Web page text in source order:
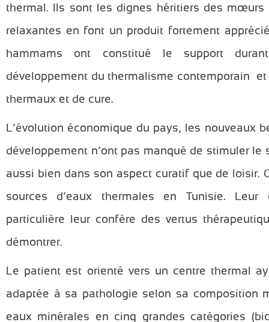
thermal. Ils sont les dignes héritiers des mœurs
relaxantes en font un produit fortement
hammams ont constitué le support
développement du thermalisme contemporain
thermaux et de cure.
L’évolution économique du pays, les nouveaux
développement n’ont pas manqué de stimuler le
aussi bien dans son aspect curatif que de loisir.
sources d’eaux thermales en Tunisie. Leur
particulière leur confère des vertus
démontrer.
Le patient est orienté vers un centre thermal
adaptée à sa pathologie selon sa composition
eaux minérales en cinq grandes catégories